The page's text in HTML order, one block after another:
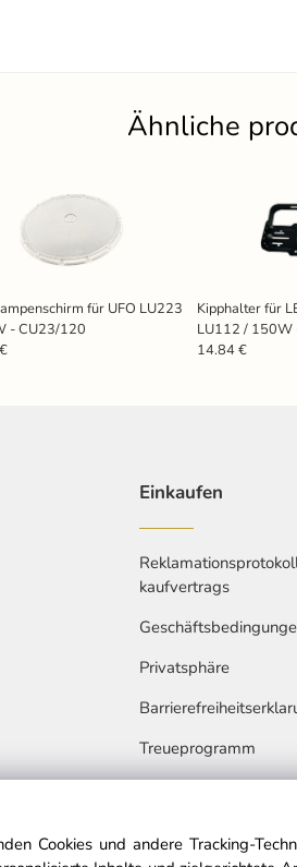
Ähnliche
für UFO LU223
- CU23/120
Kipphalter für
LU112 / 150W
14.84 €
Einkaufen
kaufvertrags
Privatsphäre
Treueprogramm
Cookies und andere Tracking-